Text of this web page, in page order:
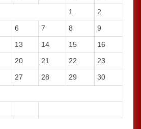
1
2
6 7 8
9
13 14 15
16
20 21 22
23
27 28 29
30